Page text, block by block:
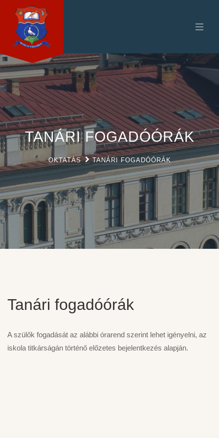
TANÁRI FOGADÓÓRÁK
OKTATÁS TANÁRI FOGADÓÓRÁK
Tanári fogadóórák
A szülők fogadását az alábbi órarend szerint lehet igényelni, az
iskola titkárságán történő előzetes bejelentkezés alapján.